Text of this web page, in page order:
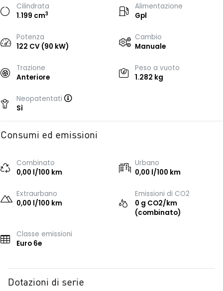
Cilindrata
1.199 cm3
Alimentazione
Gpl
Potenza
122 CV (90 kW)
Cambio
Manuale
Trazione
Anteriore
Peso a vuoto
1.282 kg
Neopatentati
Sì
Consumi ed emissioni
Combinato
0,00 l/100 km
Urbano
0,00 l/100 km
Extraurbano
0,00 l/100 km
Emissioni di CO2
0 g CO2/km
(combinato)
Classe emissioni
Euro 6e
Dotazioni di serie